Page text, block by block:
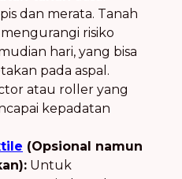
dan merata. Tanah
risiko
hari, yang bisa
pada aspal.
atau roller yang
kepadatan
(Opsional namun
Untuk